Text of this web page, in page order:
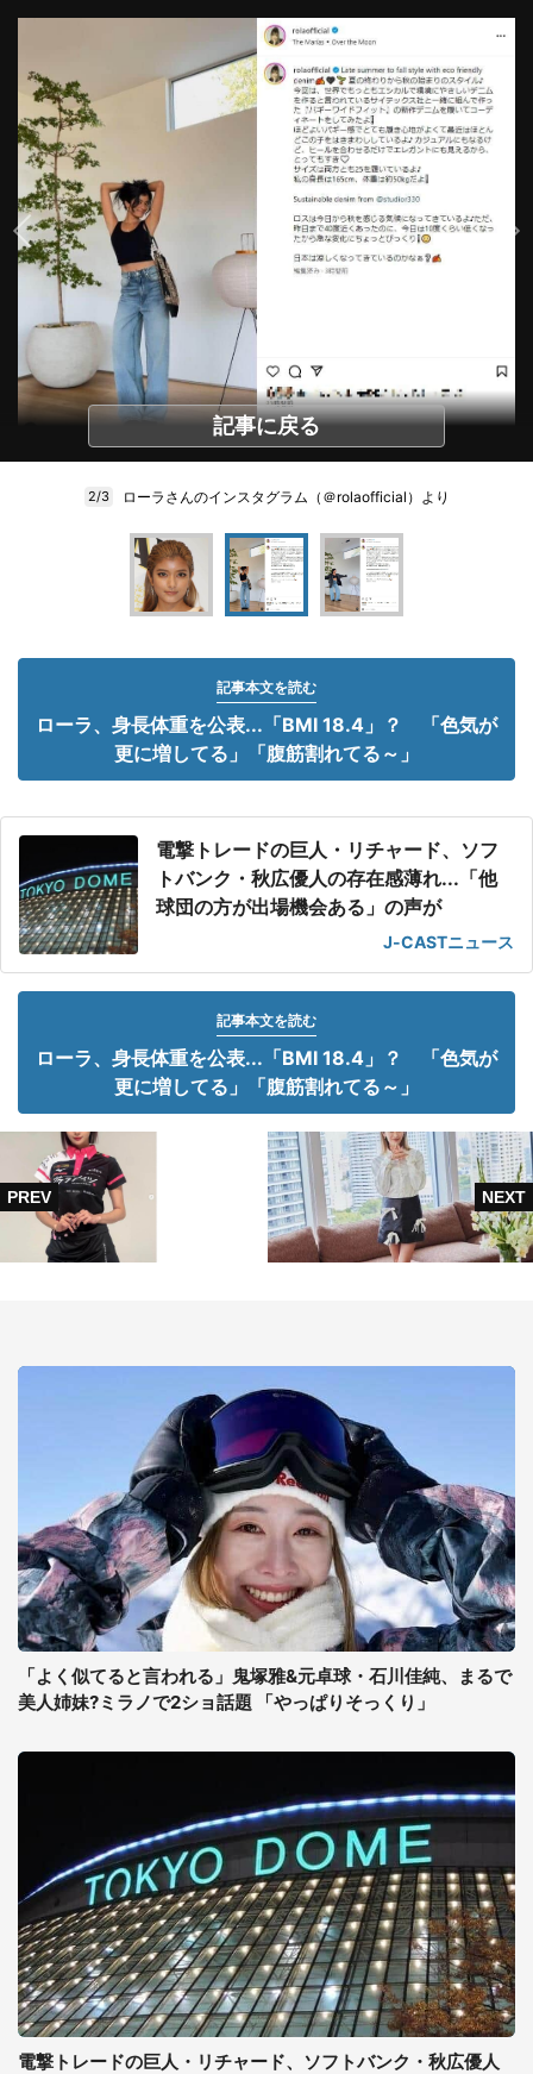
記事に戻る
2/3 ローラさんのインスタグラム（＠rolaofficial）より
記事本文を読む
ローラ、身長体重を公表...「BMI 18.4」？ 「色気が
更に増してる」「腹筋割れてる～」
電撃トレードの巨人・リチャード、ソフ
トバンク・秋広優人の存在感薄れ...「他
球団の方が出場機会ある」の声が
J-CASTニュース
記事本文を読む
ローラ、身長体重を公表...「BMI 18.4」？ 「色気が
更に増してる」「腹筋割れてる～」
「よく似てると言われる」鬼塚雅&元卓球・石川佳純、まるで
美人姉妹?ミラノで2ショ話題 「やっぱりそっくり」
電撃トレードの巨人・リチャード、ソフトバンク・秋広優人